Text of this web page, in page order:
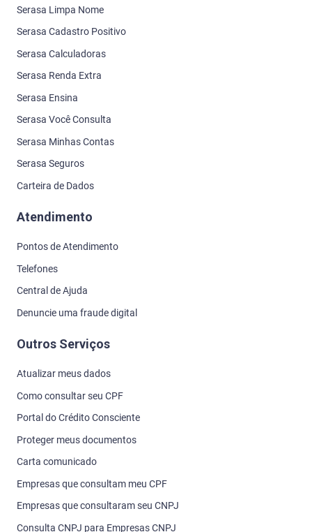
Pontos de Atendimento
Telefones
Central de Ajuda
Denuncie uma fraude digital
Outros Serviços
Proteger meus documentos
Carta comunicado
Empresas que consultam meu CPF
Empresas que consultaram seu CNPJ
Consulta CNPJ para Empresas CNPJ
Seja parceiro Serasa
Seja parceiro Serasa Crédito